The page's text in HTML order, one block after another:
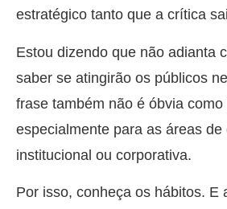
estratégico tanto que a crítica
Estou dizendo que não adianta
saber se atingirão os públicos
frase também não é óbvia como
especialmente para as áreas de
institucional ou corporativa.
Por isso, conheça os hábitos. E